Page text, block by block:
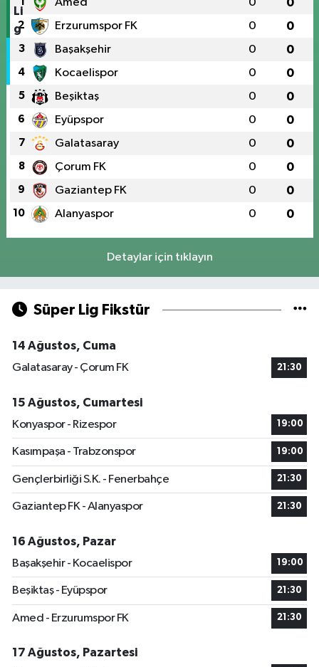
Amed 0 0
2 Erzurumspor FK 0 0
3 Başakşehir 0 0
4 Kocaelispor 0 0
5 Beşiktaş 0 0
6 Eyüpspor 0 0
7 Galatasaray 0 0
8 Çorum FK 0 0
9 Gaziantep FK 0 0
10 Alanyaspor 0 0
Detaylar için tıklayın
Süper Lig Fikstür
14 Ağustos, Cuma
Galatasaray - Çorum FK
21:30
15 Ağustos, Cumartesi
Konyaspor - Rizespor
19:00
Kasımpaşa - Trabzonspor 19:00
Gençlerbirliği S.K. - Fenerbahçe 21:30
Gaziantep FK - Alanyaspor 21:30
16 Ağustos, Pazar
Başakşehir - Kocaelispor
19:00
Beşiktaş - Eyüpspor 21:30
Amed - Erzurumspor FK 21:30
17 Ağustos, Pazartesi